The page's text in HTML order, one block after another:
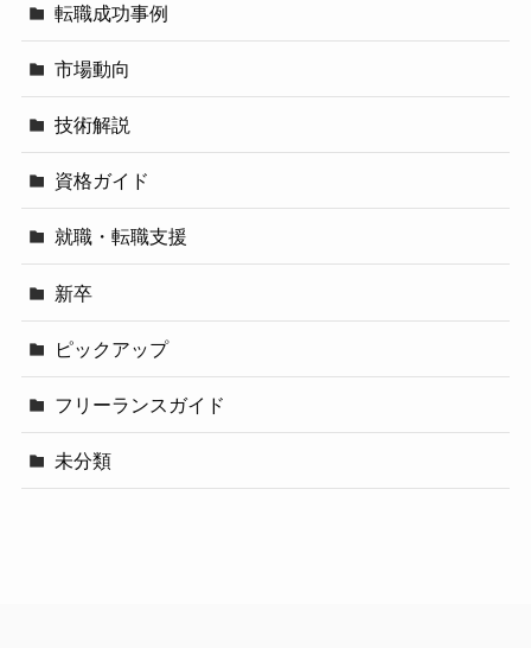
転職成功事例
市場動向
技術解説
資格ガイド
就職・転職支援
新卒
ピックアップ
フリーランスガイド
未分類